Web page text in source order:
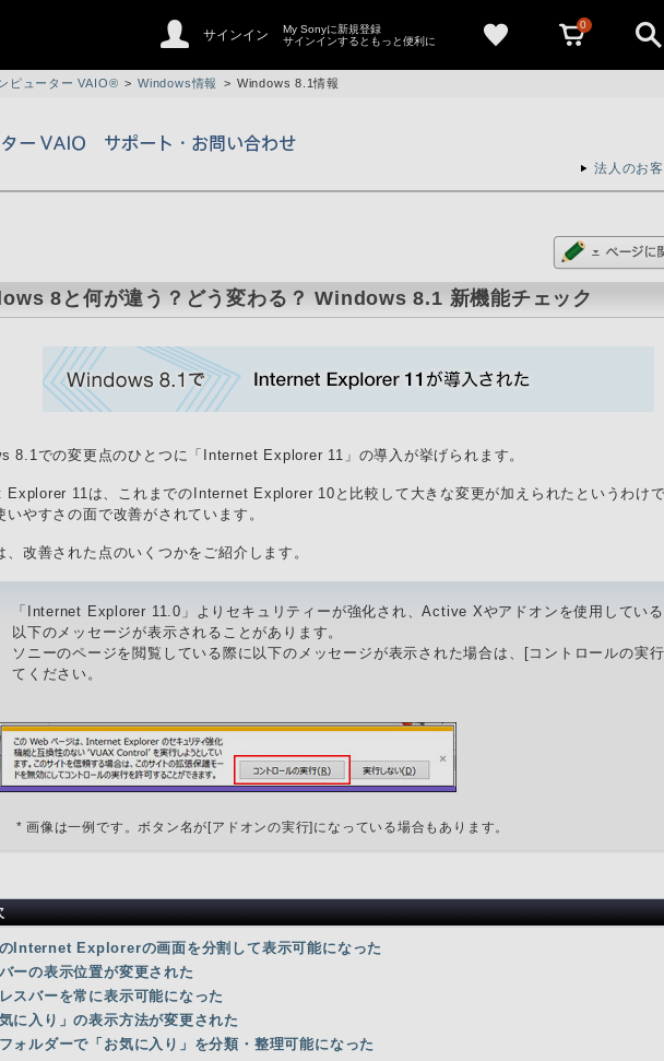
サインイン
My Sonyに新規登録
サインインするともっと便利に
0
ピューター VAIO® > Windows情報 > Windows 8.1情報
法人のお
8と何が違う？どう変わる？ Windows 8.1 新機能チェック
8.1での変更点のひとつに「Internet Explorer 11」の導入が挙げられます。
Explorer 11は、これまでのInternet Explorer 10と比較して大きな変更が加えられたというわけ
いやすさの面で改善がされています。
、改善された点のいくつかをご紹介します。
「Internet Explorer 11.0」よりセキュリティーが強化され、Active Xやアドオンを使用している
以下のメッセージが表示されることがあります。
ソニーのページを閲覧している際に以下のメッセージが表示された場合は、[コントロールの実
てください。
* 画像は一例です。ボタン名が[アドオンの実行]になっている場合もあります。
Internet Explorerの画面を分割して表示可能になった
ーの表示位置が変更された
スバーを常に表示可能になった
に入り」の表示方法が変更された
ォルダーで「お気に入り」を分類・整理可能になった